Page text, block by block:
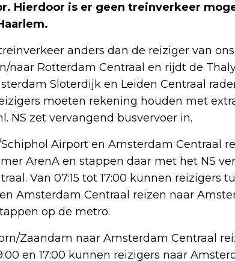
Hierdoor is er geen treinverkeer
anders dan de reiziger van
naar Rotterdam Centraal en rijdt de
Sloterdijk en Leiden Centraal
moeten rekening houden met
NS zet vervangend busvervoer in.
Airport en Amsterdam Centraal
ArenA en stappen daar met het NS
Van 07:15 tot 17:00 kunnen reizigers
Amsterdam Centraal reizen naar
op de metro.
Zaandam naar Amsterdam Centraal
en 17:00 kunnen reizigers naar